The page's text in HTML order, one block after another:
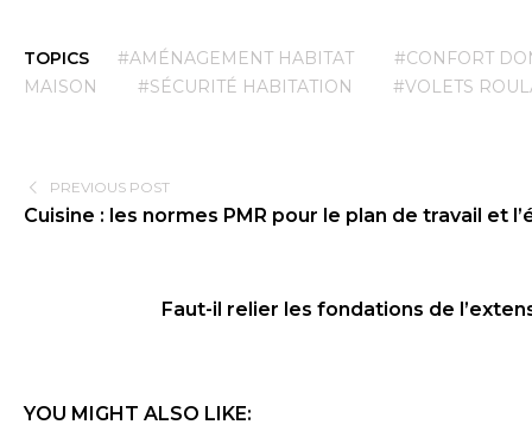
TOPICS #AMÉNAGEMENT HABITAT
#CONFORT
MAISON
#SÉCURITÉ HABITATION #VOLETS
PREVIOUS POST
Cuisine : les normes PMR pour le plan de travail et
Faut-il relier les fondations de
YOU MIGHT ALSO LIKE: